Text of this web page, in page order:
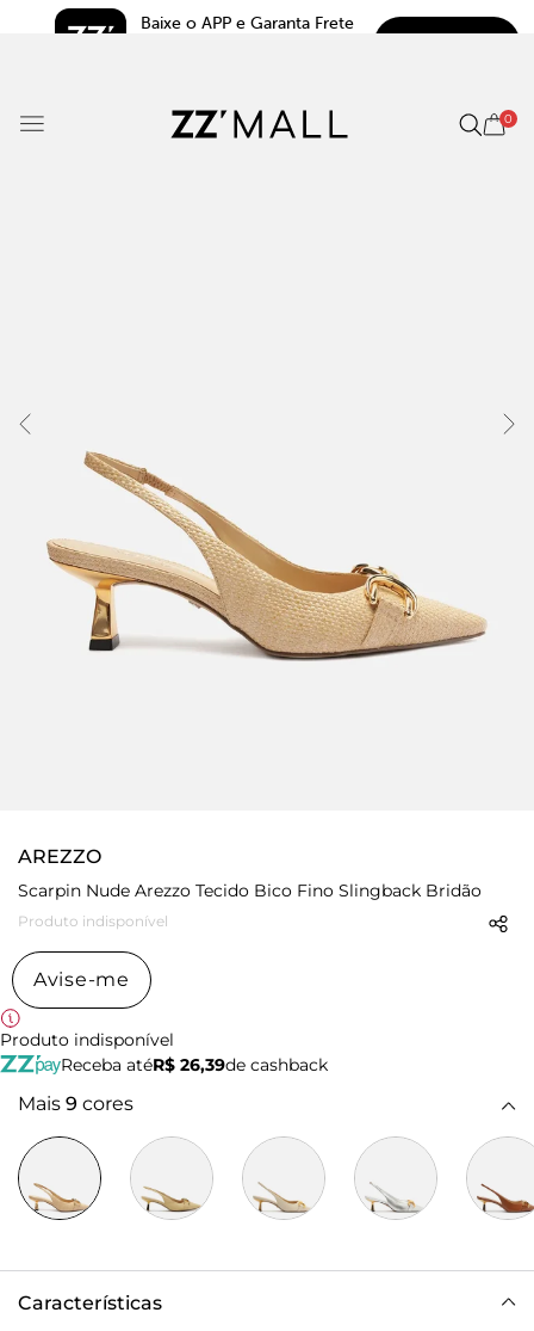
Baixe o APP e Garanta Frete
0
AREZZO
Scarpin Nude Arezzo Tecido Bico Fino Slingback Bridão
Produto indisponível
Avise-me
Produto indisponível
Receba atéR$ 26,39de cashback
Mais 9 cores
Características